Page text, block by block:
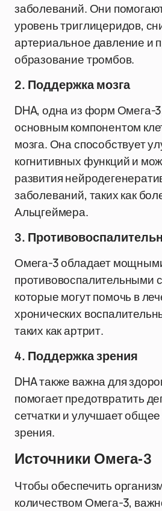
заболеваний. Они
уровень триглицеридов,
артериальное давление и
образование тромбов.
2. Поддержка мозга
DHA, одна из форм Омега-
основным компонентом
мозга. Она способствует
когнитивных функций и
развития
заболеваний, таких как
Альцгеймера.
3.
Омега-3 обладает
противовоспалительными
которые могут помочь в
хронических
таких как артрит.
4. Поддержка зрения
DHA также важна для
помогает предотвратить
сетчатки и улучшает
зрения.
Источники Омега-3
Чтобы обеспечить
количеством Омега-3,